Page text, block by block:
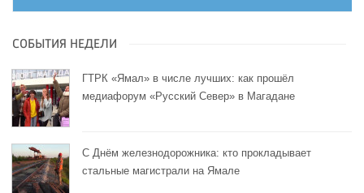
СОБЫТИЯ НЕДЕЛИ
ГТРК «Ямал» в числе лучших: как прошёл
медиафорум «Русский Север» в Магадане
С Днём железнодорожника: кто прокладывает
стальные магистрали на Ямале